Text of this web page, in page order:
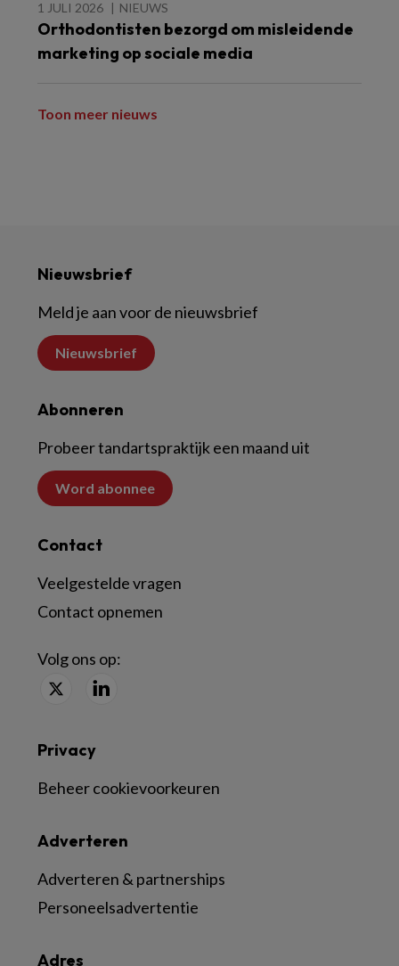
1 JULI 2026 NIEUWS
Orthodontisten bezorgd om misleidende
marketing op sociale media
Toon meer nieuws
Nieuwsbrief
Meld je aan voor de nieuwsbrief
Nieuwsbrief
Abonneren
Probeer tandartspraktijk een maand uit
Word abonnee
Contact
Veelgestelde vragen
Contact opnemen
Volg ons op:
Adres
Adverteren
Adverteren & partnerships
Personeelsadvertentie
Privacy
Beheer cookievoorkeuren